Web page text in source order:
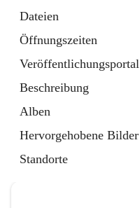
Dateien
Öffnungszeiten
Veröffentlichungsportal
Beschreibung
Alben
Hervorgehobene Bilder
Standorte